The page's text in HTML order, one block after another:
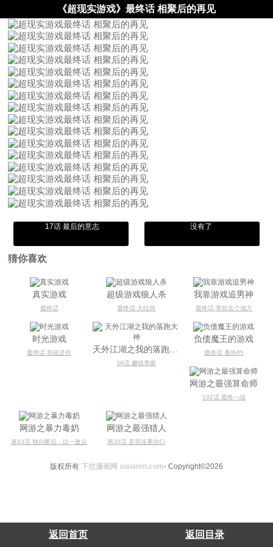
《超现实游戏》最终话 相聚后的再见
17话 最后的意志 没有了
猜你喜欢
真实游戏
最终话
超级游戏狼人杀
最终话 大结局
我靠游戏追男神
最终话 带你去个地方
时光游戏
最终话 我就是你 天外江湖之我的落跑大神
36话 赚钱养家
负债魔王的游戏
最终话 番外05
网游之最强算命师
102话 最终一战
网游之暴力毒奶
第43话 独自断后，以一敌众
网游之最强猎人
第30话 是我连累你们
返回首页 返回目录
版权所有 下拉漫画网 xialamh.com- Copyright©2026